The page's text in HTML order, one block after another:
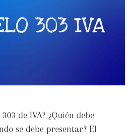
de IVA? ¿Quién debe
se debe presentar? El